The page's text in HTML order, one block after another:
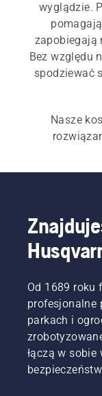
wyglądzie.
zapobiegają
Bez względu
spodziewać
Nasze
źródła
Wybierz
wyjątkową
znaleźć
Od 1689 roku
profesjonalne
parkach i
łączą w sobie